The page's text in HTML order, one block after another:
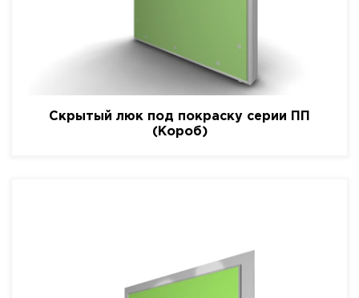
Скрытый люк под покраску серии ПП
(Короб)